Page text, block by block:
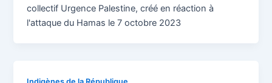
collectif Urgence Palestine, créé en réaction à
l'attaque du Hamas le 7 octobre 2023